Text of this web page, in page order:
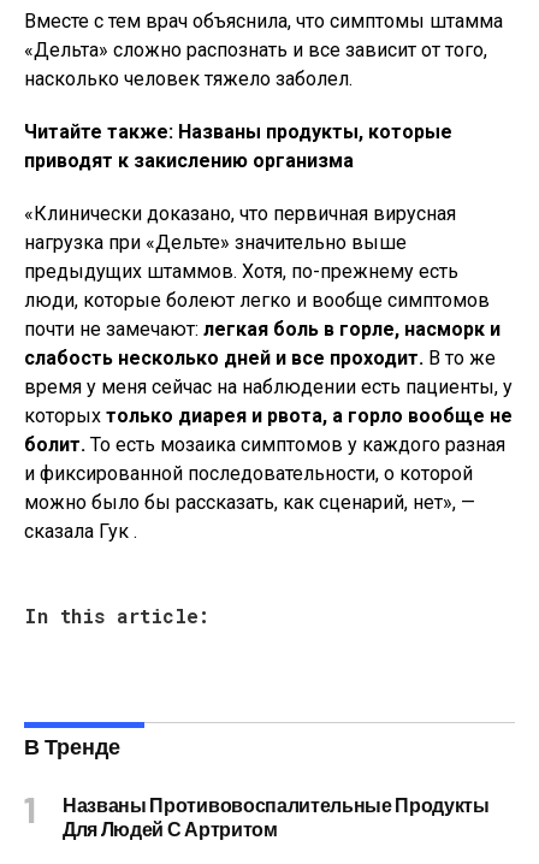
Вместе с тем врач объяснила, что симптомы штамма
«Дельта» сложно распознать и все зависит от того,
насколько человек тяжело заболел.
Читайте также: Названы продукты, которые
приводят к закислению организма
«Клинически доказано, что первичная вирусная
нагрузка при «Дельте» значительно выше
предыдущих штаммов. Хотя, по-прежнему есть
люди, которые болеют легко и вообще симптомов
почти не замечают: легкая боль в горле, насморк и
слабость несколько дней и все проходит. В то же
время у меня сейчас на наблюдении есть пациенты, у
которых только диарея и рвота, а горло вообще не
болит. То есть мозаика симптомов у каждого разная
и фиксированной последовательности, о которой
можно было бы рассказать, как сценарий, нет», —
сказала Гук .
In this article:
В Тренде
Названы Противовоспалительные Продукты
Для Людей С Артритом